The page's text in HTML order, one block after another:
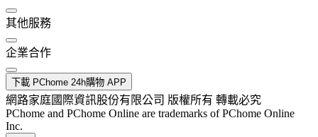
其他服務
企業合作
下載 PChome 24h購物 APP
網路家庭國際資訊股份有限公司 版權所有 轉載必究
PChome and PChome Online are trademarks of PChome Online
Inc.